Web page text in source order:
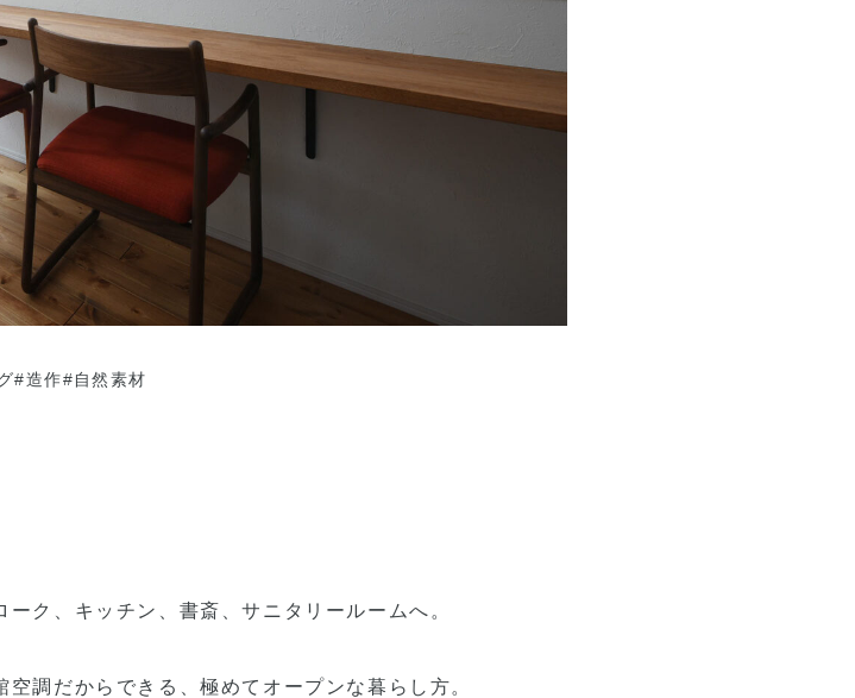
#造作#自然素材
ク、キッチン、書斎、サニタリールームへ。
調だからできる、極めてオープンな暮らし方。